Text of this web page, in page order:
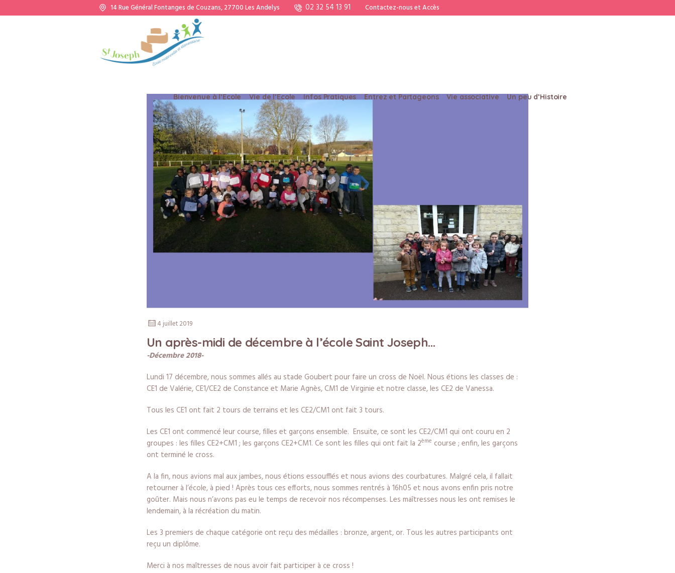
14 Rue Général Fontanges de Couzans, 27700 Les Andelys 02 32 54 13 91 Contactez-nous et Accès
Bienvenue à l’Ecole Vie de l’Ecole Infos Pratiques Entrez et Partageons Vie associative Un peu d’Histoire
4 juillet 2019
Un après-midi de décembre à l’école Saint Joseph…
-Décembre 2018-
Lundi 17 décembre, nous sommes allés au stade Goubert pour faire un cross de Noël. Nous étions les classes de :
CE1 de Valérie, CE1/CE2 de Constance et Marie Agnès, CM1 de Virginie et notre classe, les CE2 de Vanessa.
Tous les CE1 ont fait 2 tours de terrains et les CE2/CM1 ont fait 3 tours.
Les CE1 ont commencé leur course, filles et garçons ensemble. Ensuite, ce sont les CE2/CM1 qui ont couru en 2
groupes : les filles CE2+CM1 ; les garçons CE2+CM1. Ce sont les filles qui ont fait la 2ème course ; enfin, les garçons
ont terminé le cross.
A la fin, nous avions mal aux jambes, nous étions essoufflés et nous avions des courbatures. Malgré cela, il fallait
retourner à l’école, à pied ! Après tous ces efforts, nous sommes rentrés à 16h05 et nous avons enfin pris notre
goûter. Mais nous n’avons pas eu le temps de recevoir nos récompenses. Les maîtresses nous les ont remises le
lendemain, à la récréation du matin.
Les 3 premiers de chaque catégorie ont reçu des médailles : bronze, argent, or. Tous les autres participants ont
reçu un diplôme.
Merci à nos maîtresses de nous avoir fait participer à ce cross !